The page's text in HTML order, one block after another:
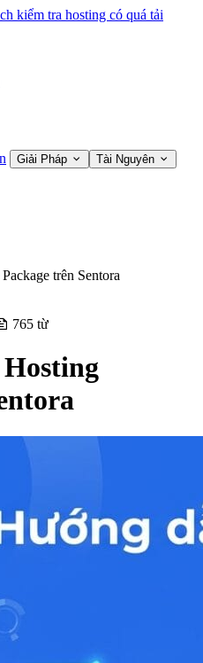
kiểm tra hosting có quá tải
Giải Pháp Tài Nguyên
trên Sentora
765 từ